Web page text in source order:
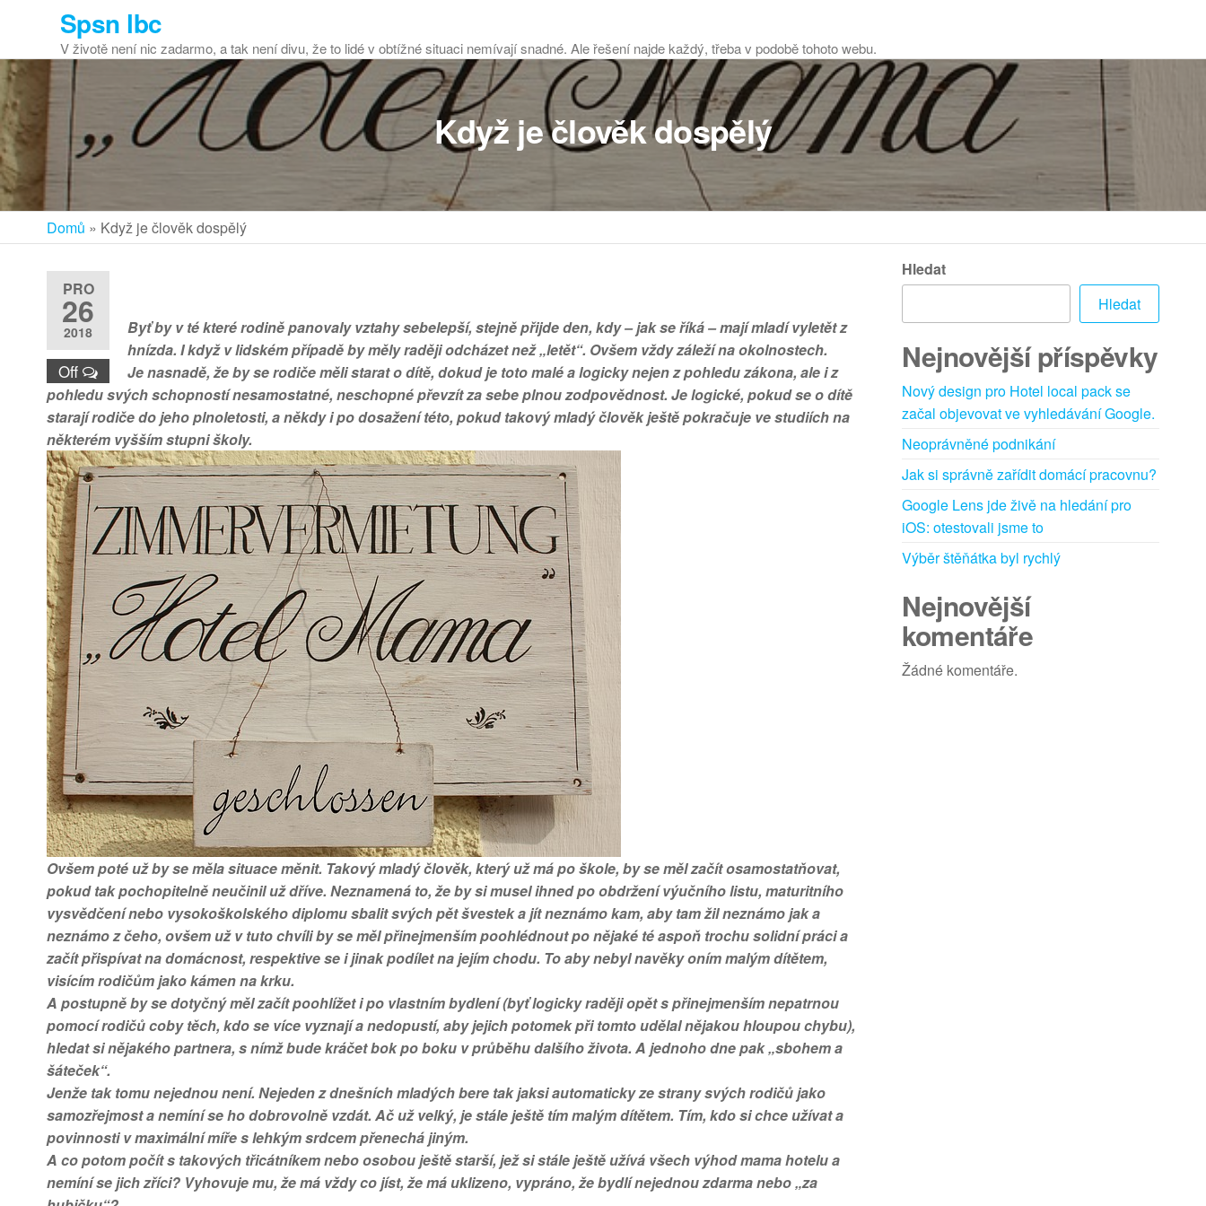
obsah
Spsn lbc
V životě není nic zadarmo, a tak není divu, že to lidé v obtížné situaci nemívají snadné. Ale řešení najde každý, třeba v podobě tohoto webu.
Když je člověk dospělý
Domů » Když je člověk dospělý
PRO
26
2018
Off
Byť by v té které rodině panovaly vztahy sebelepší, stejně přijde den, kdy – jak se říká – mají mladí vyletět z
hnízda. I když v lidském případě by měly raději odcházet než „letět“. Ovšem vždy záleží na okolnostech.
Je nasnadě, že by se rodiče měli starat o dítě, dokud je toto malé a logicky nejen z pohledu zákona, ale i z
pohledu svých schopností nesamostatné, neschopné převzít za sebe plnou zodpovědnost. Je logické, pokud se o dítě
starají rodiče do jeho plnoletosti, a někdy i po dosažení této, pokud takový mladý člověk ještě pokračuje ve studiích na
některém vyšším stupni školy.
Ovšem poté už by se měla situace měnit. Takový mladý člověk, který už má po škole, by se měl začít osamostatňovat,
pokud tak pochopitelně neučinil už dříve. Neznamená to, že by si musel ihned po obdržení výučního listu, maturitního
vysvědčení nebo vysokoškolského diplomu sbalit svých pět švestek a jít neznámo kam, aby tam žil neznámo jak a
neznámo z čeho, ovšem už v tuto chvíli by se měl přinejmenším poohlédnout po nějaké té aspoň trochu solidní práci a
začít přispívat na domácnost, respektive se i jinak podílet na jejím chodu. To aby nebyl navěky oním malým dítětem,
visícím rodičům jako kámen na krku.
A postupně by se dotyčný měl začít poohlížet i po vlastním bydlení (byť logicky raději opět s přinejmenším nepatrnou
pomocí rodičů coby těch, kdo se více vyznají a nedopustí, aby jejich potomek při tomto udělal nějakou hloupou chybu),
hledat si nějakého partnera, s nímž bude kráčet bok po boku v průběhu dalšího života. A jednoho dne pak „sbohem a
šáteček“.
Jenže tak tomu nejednou není. Nejeden z dnešních mladých bere tak jaksi automatickyze strany svých rodičů jako
samozřejmost a nemíní se ho dobrovolně vzdát. Ač už velký, je stále ještě tím malým dítětem. Tím, kdo si chce užívat a
povinnosti v maximální míře s lehkým srdcem přenechá jiným.
A co potom počít s takových třicátníkem nebo osobou ještě starší, jež si stále ještě užívá všech výhod mama hotelu a
nemíní se jich zříci? Vyhovuje mu, že má vždy co jíst, že má uklizeno, vypráno, že bydlí nejednou zdarma nebo „za
Hledat
Hledat
Nejnovější příspěvky
Nový design pro Hotel local pack se
začal objevovat ve vyhledávání Google.
Neoprávněné podnikání
Jak si správně zařídit domácí pracovnu?
Google Lens jde živě na hledání pro
iOS: otestovali jsme to
Výběr štěňátka byl rychlý
Nejnovější
komentáře
Žádné komentáře.